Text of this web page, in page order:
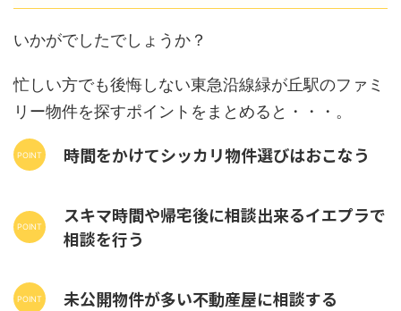
いかがでしたでしょうか？
忙しい方でも後悔しない東急沿線緑が丘駅のファミ
リー物件を探すポイントをまとめると・・・。
時間をかけてシッカリ物件選びはおこなう
スキマ時間や帰宅後に相談出来るイエプラで
相談を行う
未公開物件が多い不動産屋に相談する